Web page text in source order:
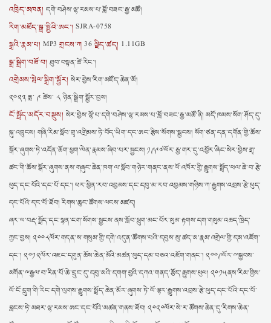
འཁྲིད་མཁན། དགེ་བཤེས་ལྷ་རམས་པ་བློ་བཟང་རྒྱ་མཚོ།
རིག་མཛོད་སྒྲ་སྤྱིའི་ཨང་། SJRA-0758
སྒྲའི་རྣམ་པ། MP3གྲངས་ཀ 36 ལྗིད་ཚད། 1.11GB
སྒྲ་སྒྲིག་བཟོ་བ། ཐུབ་བསྟན་ཚེ་རིང་།
འགྲེམས་སྤེལ་སྒྲིག་སྦྱོར། སེར་བྱེས་རིག་མཛོད་ཆེན་མོ།
༢༠༢༣ ཟླ་ ༩ ཚེས་ ༨ ཉིན་སྒྲིག་སྦྱོར་བྱས།
ངོ་སྤྲོད་མདོར་བསྡུས། སེར་བྱེས་ལྷོ་པ་དགེ་བཤེས་ལྷ་རམས་པ་བློ་བཟང་རྒྱ་མཚོ་ནི། མདོ་ཁམས་སོག་ཤོད་དུ་
སྐུ་འཁྲུངས། གཞི་རིམ་སློབ་གྲྭ་འགྲིམས་ཏེ་བོད་ཡིག་དང་ཨང་རྩིས་སོགས་སྦྱངས། སོག་ཙན་དན་དགོན་གྱི་ཆོས་
སྒོར་ཞུགས་ཏེ་འདོན་ཆོག་ཕྱག་ལེན་རྣམས་ཞིབ་པར་སྦྱངས། ༡༩༩༧ལོར་རྒྱ་གར་དུ་འབྱོར་ཞིང་སེར་བྱེས་གྲྭ་
ཚང་གི་ཆོས་སྒོར་ཞུགས་ནས་གཞུང་ཆེན་ཁག་ལ་སློབ་གཉེར་གནང་ནས་ལོ་འཁོར་གྱི་རྒྱུགས་སྤྲོད་ཕལ་ཆེ་བ་རྩེ་
ཕུད་དང་པོའི་དང་པོ་དང་། ཕར་ཕྱིན་རབ་འབྱམས་དང་དབུ་མ་རབ་འབྱམས་གཉིས་ཀ་རྒྱུགས་འབྲས་རྩེ་ཕུད་
དང་པོའི་དང་པོ་ཐོབ། རིགས་ཆུང་ཚོགས་ལངས་མཛད།
ཞར་ལ་བརྡ་སྤྲོད་དང་སྙན་ངག་སོགས་སྦྱངས་ནས་སློབ་ཕྲུག་མང་པོར་སུམ་རྟགས་དག་གསུམ་འཆད་ཁྲིད་
ཀྱང་བྱས། ༢༠༠༨ལོར་གདན་ས་གསུམ་གྱི་དགེ་འདུན་ཚོགས་པའི་དབུས་སུ་ཚད་མ་རྣམ་འགྲེལ་གྱི་དམ་འཇོག་
དང་། ༢༠༡༢ལོར་འཇང་དགུན་ཆོས་ཆེན་མོའི་མཚན་ཕུད་དམ་བཅའ་འཇོག་གནང་། ༢༠༠༩ལོར་ྋསྐྱབས་
མགོན་ྋརྒྱལ་བ་རིན་པོ་ཆེ་དྲུང་དུ་དབུ་མའི་དགག་བྱའི་དཀའ་གནད་རྩོད་རྒྱུགས་ཕུལ། ༢༠༡༥ནས་རིམ་གྱིས་
ལོ་ངོ་དྲུག་གི་རིང་དགེ་ལུགས་རྒྱུགས་སྤྲོད་ཆེན་མོར་ཞུགས་ཏེ་ལོ་ལྟར་རྒྱུགས་འབྲས་རྩེ་ཕུད་དང་པོའི་དང་པོ་
བླངས་ཏེ་མཐར་ལྷ་རམས་ཨང་དང་པོའི་མཚན་གནས་ཐོབ། ༢༠༢༠ལོར་སེ་ར་ཚོགས་ཆེན་དུ་རིགས་ཆེན་